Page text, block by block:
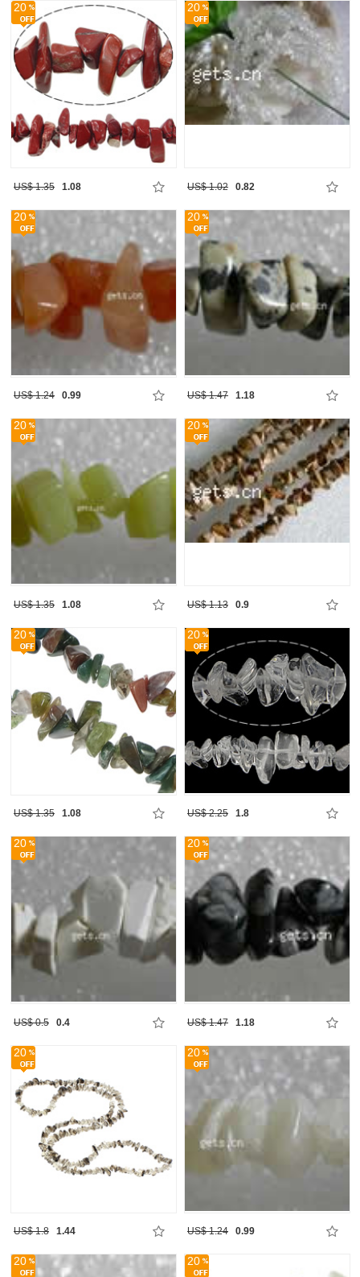
20
US$ 1.35 1.08
20
US$ 1.02 0.82
20
US$ 1.24 0.99
20
US$ 1.47 1.18
20
US$ 1.35 1.08
20
US$ 1.13 0.9
20
US$ 1.35 1.08
20
US$ 2.25 1.8
20
US$ 0.5 0.4
20
US$ 1.47 1.18
20
US$ 1.8 1.44
20
US$ 1.24 0.99
20 20